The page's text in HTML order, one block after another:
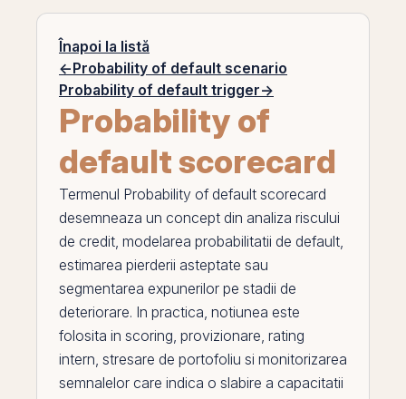
Înapoi la listă
←Probability of default scenario
Probability of default trigger→
Probability of
default scorecard
Termenul Probability of default scorecard
desemneaza un concept din analiza riscului
de credit, modelarea probabilitatii de default,
estimarea pierderii asteptate sau
segmentarea expunerilor pe stadii de
deteriorare. In practica, notiunea este
folosita in scoring, provizionare, rating
intern, stresare de portofoliu si monitorizarea
semnalelor care indica o slabire a capacitatii